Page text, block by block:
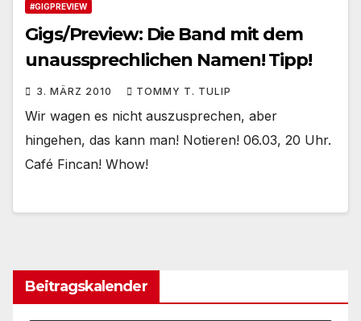
#GIGPREVIEW
Gigs/Preview: Die Band mit dem
unaussprechlichen Namen! Tipp!
3. MÄRZ 2010 TOMMY T. TULIP
Wir wagen es nicht auszusprechen, aber
hingehen, das kann man! Notieren! 06.03, 20 Uhr.
Café Fincan! Whow!
Beitragskalender